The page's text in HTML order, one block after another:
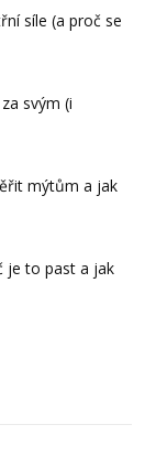
síle (a proč se
svým (i
mýtům a jak
je to past a jak